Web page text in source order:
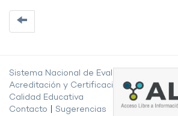
Sistema Nacional de Evaluación,
Acreditación y Certificación de la
Calidad Educativa
Contacto
Sugerencias